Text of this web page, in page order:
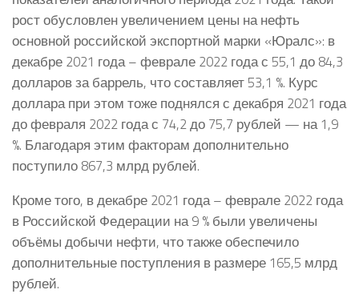
рост обусловлен увеличением цены на нефть
основной российской экспортной марки «Юралс»: в
декабре 2021 года – феврале 2022 года с 55,1 до 84,3
долларов за баррель, что составляет 53,1 %. Курс
доллара при этом тоже поднялся с декабря 2021 года
до февраля 2022 года с 74,2 до 75,7 рублей — на 1,9
%. Благодаря этим факторам дополнительно
поступило 867,3 млрд рублей.
Кроме того, в декабре 2021 года – феврале 2022 года
в Российской Федерации на 9 % были увеличены
объёмы добычи нефти, что также обеспечило
дополнительные поступления в размере 165,5 млрд
рублей.